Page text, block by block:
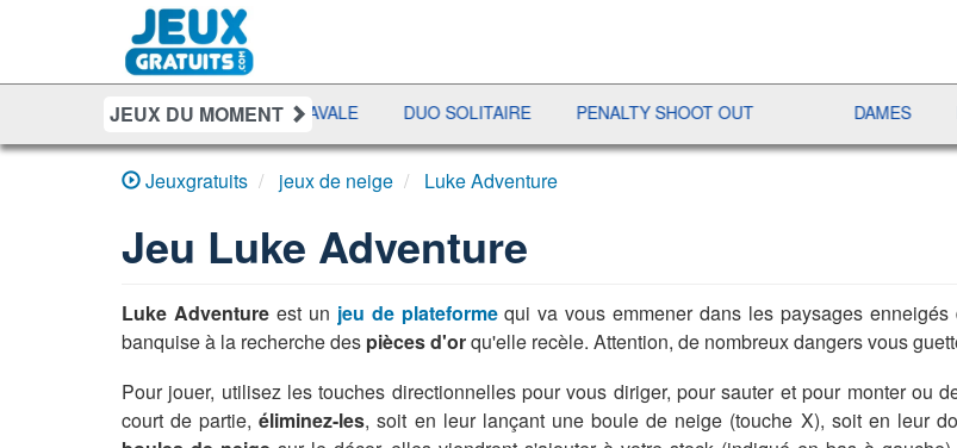
JEUX DU MOMENT
BATAILLE NAVALE DUO SOLITAIRE PENALTY SHOOT OUT RAMI
Jeuxgratuits jeux de neige Luke Adventure
Jeu Luke Adventure
Luke Adventureest un jeu de plateformequi va vous emmener dans les paysages
banquise à la recherche des pièces d'orqu'elle recèle. Attention, de nombreux dangers vous
Pour jouer, utilisez les touches directionnelles pour vous diriger, pour sauter et pour monter ou
court de partie,éliminez-les, soit en leur lançant une boule de neige (touche X), soit en leur